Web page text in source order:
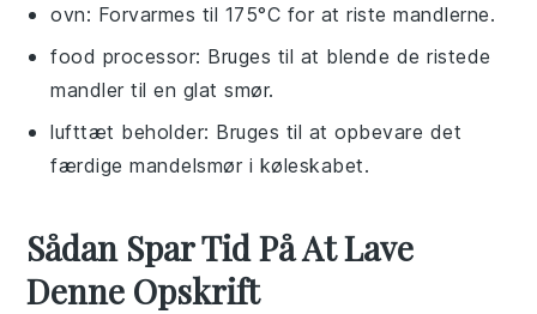
ovn: Forvarmes til 175°C for at riste mandlerne.
food processor: Bruges til at blende de ristede
mandler til en glat smør.
lufttæt beholder: Bruges til at opbevare det
færdige mandelsmør i køleskabet.
Sådan Spar Tid På At Lave
Denne Opskrift